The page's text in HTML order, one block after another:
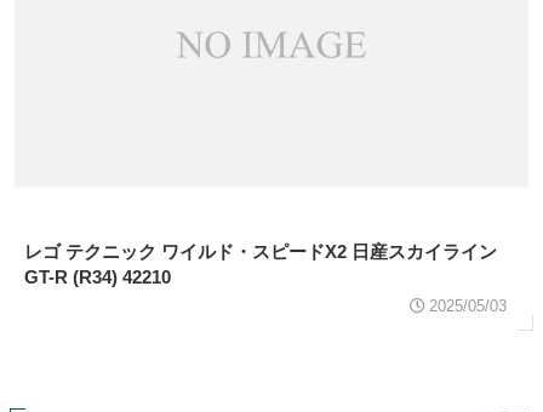
レゴ テクニック ワイルド・スピードX2 日産スカイライン
GT-R (R34) 42210
2025/05/03